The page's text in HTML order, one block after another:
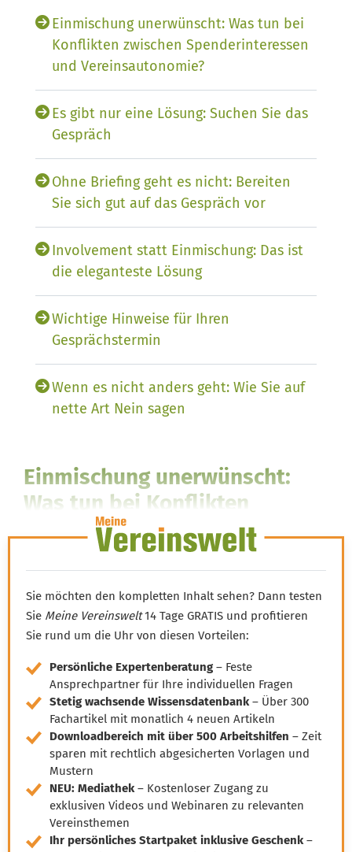
Einmischung unerwünscht: Was tun bei
Konflikten zwischen Spenderinteressen
und Vereinsautonomie?
Es gibt nur eine Lösung: Suchen Sie das
Gespräch
Ohne Briefing geht es nicht: Bereiten
Sie sich gut auf das Gespräch vor
Involvement statt Einmischung: Das ist
die eleganteste Lösung
Wichtige Hinweise für Ihren
Gesprächstermin
Wenn es nicht anders geht: Wie Sie auf
nette Art Nein sagen
Einmischung unerwünscht:
Was tun bei Konflikten
zwischen Spenderinteressen
und Vereinsautonomie?
Sie möchten den kompletten Inhalt sehen? Dann testen
Sie Meine Vereinswelt14 Tage GRATIS und profitieren
Sie rund um die Uhr von diesen Vorteilen:
Persönliche Expertenberatung– Feste
Ansprechpartner für Ihre individuellen Fragen
Stetig wachsende Wissensdatenbank– Über 300
Fachartikel mit monatlich 4 neuen Artikeln
Downloadbereich mit über 500 Arbeitshilfen – Zeit
sparen mit rechtlich abgesicherten Vorlagen und
Mustern
NEU: Mediathek– Kostenloser Zugang zu
exklusiven Videos und Webinaren zu relevanten
Vereinsthemen
Ihr persönliches Startpaket inklusive Geschenk–
unsere 14 Experten wenden – sie stehen Ihnen persönlich
mit Rat und Tat zur Seite.